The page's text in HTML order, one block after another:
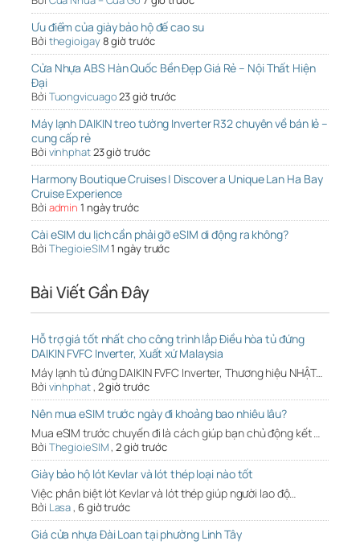
Ưu điểm của giày bảo hộ đế cao su
Bởi thegioigay8 giờ trước
Cửa Nhựa ABS Hàn Quốc Bền Đẹp Giá Rẻ – Nội Thất Hiện
Đại
Bởi Tuongvicuago23 giờ trước
Máy lạnh DAIKIN treo tường Inverter R32 chuyên về bán lẻ –
cung cấp rẻ
Bởi vinhphat23 giờ trước
Harmony Boutique Cruises | Discover a Unique Lan Ha Bay
Cruise Experience
Bởi admin 1 ngày trước
Cài eSIM du lịch cần phải gỡ eSIM di động ra không?
Bởi ThegioieSIM1 ngày trước
Bài Viết Gần Đây
Hỗ trợ giá tốt nhất cho công trình lắp Điều hòa tủ đứng
DAIKIN FVFC Inverter, Xuất xứ Malaysia
Máy lạnh tủ đứng DAIKIN FVFC Inverter, Thương hiệu NHẬT…
Bởi vinhphat, 2 giờ trước
Nên mua eSIM trước ngày đi khoảng bao nhiêu lâu?
Mua eSIM trước chuyến đi là cách giúp bạn chủ động kết …
Bởi ThegioieSIM,2 giờ trước
Giày bảo hộ lót Kevlar và lót thép loại nào tốt
Việc phân biệt lót Kevlar và lót thép giúp người lao độ…
Bởi Lasa, 6 giờ trước
Giá cửa nhựa Đài Loan tại phường Linh Tây